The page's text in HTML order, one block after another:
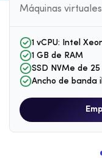
Máquinas
1 vCPU: Intel
1 GB de RAM
SSD NVMe de 25
Ancho de banda